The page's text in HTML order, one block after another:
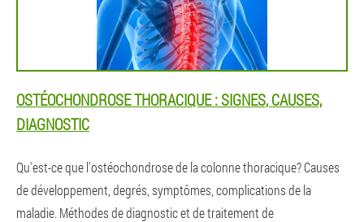
OSTÉOCHONDROSE THORACIQUE : SIGNES, CAUSES,
DIAGNOSTIC
Qu'est-ce que l'ostéochondrose de la colonne thoracique? Causes
de développement, degrés, symptômes, complications de la
maladie. Méthodes de diagnostic et de traitement de